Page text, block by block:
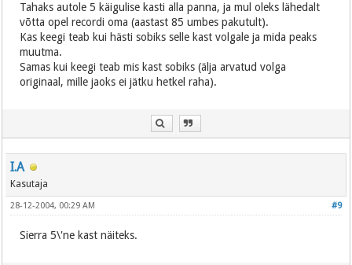
Tahaks autole 5 käigulise kasti alla panna, ja mul oleks lähedalt
võtta opel recordi oma (aastast 85 umbes pakutult).
Kas keegi teab kui hästi sobiks selle kast volgale ja mida peaks
muutma.
Samas kui keegi teab mis kast sobiks (älja arvatud volga
originaal, mille jaoks ei jätku hetkel raha).
I.A
Kasutaja
#9
28-12-2004, 00:29 AM
Sierra 5\'ne kast näiteks.